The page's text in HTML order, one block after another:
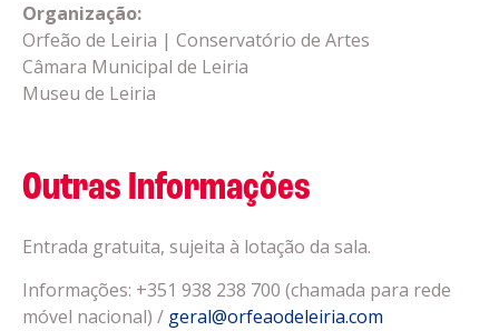
Organização:
Orfeão de Leiria | Conservatório de Artes
Câmara Municipal de Leiria
Museu de Leiria
Outras Informações
Entrada gratuita, sujeita à lotação da sala.
Informações: +351 938 238 700 (chamada para rede
móvel nacional) / geral@orfeaodeleiria.com